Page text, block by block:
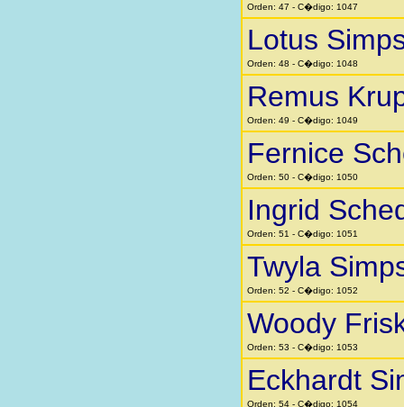
Orden: 47 - C�digo: 1047
Lotus
Orden: 48 - C�digo: 1048
Remus
Orden: 49 - C�digo: 1049
Fernice
Orden: 50 - C�digo: 1050
Ingrid
Orden: 51 - C�digo: 1051
Twyla
Orden: 52 - C�digo: 1052
Woody
Orden: 53 - C�digo: 1053
Eckhardt
Orden: 54 - C�digo: 1054